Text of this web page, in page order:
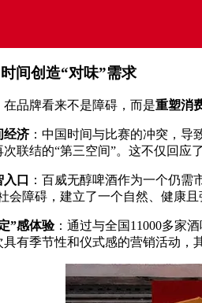
间创造“对味”需求
品牌看来不是障碍，而是‌重塑消
经济：中国时间与比赛的冲突，导
联结的“第三空间”。这不仅回
口
：百威无醇啤酒作为一个仍
会障碍，建立了一个自然、健康
”感体验：通过与全国11000多家
有季节性和仪式感的营销活动，